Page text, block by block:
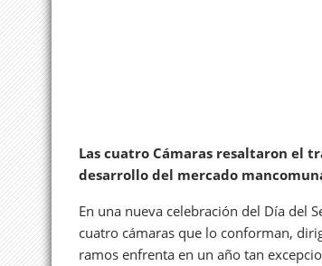
Las cuatro Cámaras resaltaron el
desarrollo del mercado
En una nueva celebración del Día del
cuatro cámaras que lo conforman,
ramos enfrenta en un año tan